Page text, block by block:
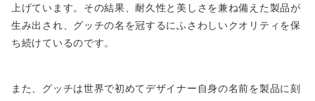
上げています。その結果、耐久性と美しさを兼ね備えた製品が
生み出され、グッチの名を冠するにふさわしいクオリティを保
ち続けているのです。
また、グッチは世界で初めてデザイナー自身の名前を製品に刻